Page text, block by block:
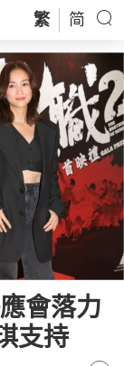
繁 简
會落力
支持